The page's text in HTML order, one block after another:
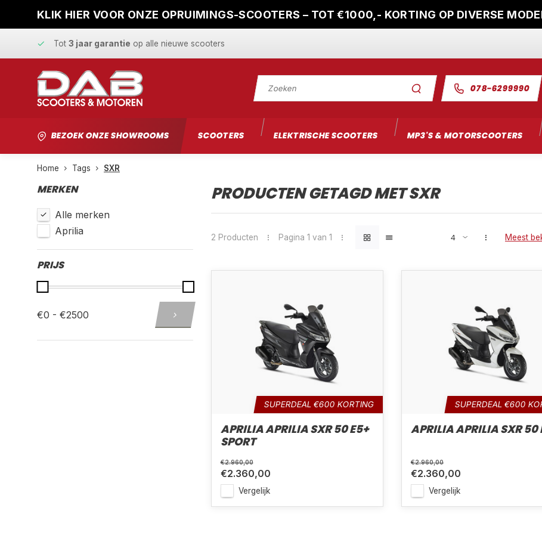
KLIK HIER VOOR ONZE OPRUIMINGS-SCOOTERS – TOT €1000,- KORTING OP DIVERSE
Snelle leveringen vaste scherpe prijzen
Tot 3 jaar garantie op alle nieuwe scooters
Gratis ophaalservicebij reparatie
Snelle leveringenvaste scherpe prijzen
078-6299990
BEZOEK ONZE SHOWROOMS SCOOTERS ELEKTRISCHE SCOOTERS MP3'S & MOTORSCOOTERS
Home Tags SXR
MERKEN
Alle merken
Aprilia
PRIJS
€0 - €2500
PRODUCTEN GETAGD MET SXR
2 Producten Pagina 1 van 1 Meest
SUPERDEAL €600 KORTING
APRILIA APRILIA SXR 50 E5+
SPORT
€2.960,00
€2.360,00
Vergelijk
SUPERDEAL €600
APRILIA APRILIA SXR 50
€2.960,00
€2.360,00
Vergelijk